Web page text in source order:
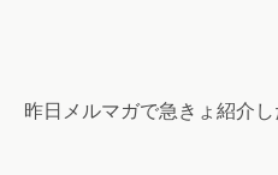
昨日メルマガで急きょ紹介し